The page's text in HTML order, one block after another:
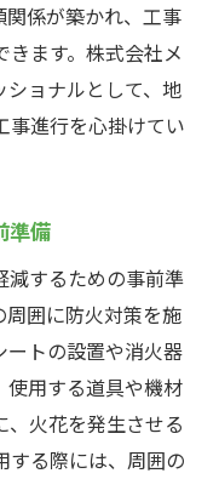
体制の確認
災保険の連携
関係が築かれ、工事
ます。株式会社メ
ショナルとして、地
事進行を心掛けてい
準備
減するための事前準
囲に防火対策を施
ートの設置や消火器
使用する道具や機材
、火花を発生させる
する際には、周囲の